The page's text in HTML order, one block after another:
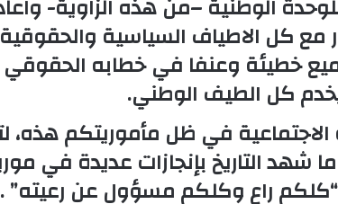
الوطنية –من هذه الزاوية-
مع كل الاطياف السياسية
خطيئة وعنفا في خطابه
كل الطيف الوطني.
الاجتماعية في ظل مأموريتكم هذه،
ما شهد التاريخ بإنجازات عديدة في
راع وكلكم مسؤول عن رعيته” .